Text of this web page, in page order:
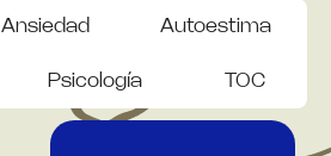
Ansiedad Autoestima
Psicología TOC